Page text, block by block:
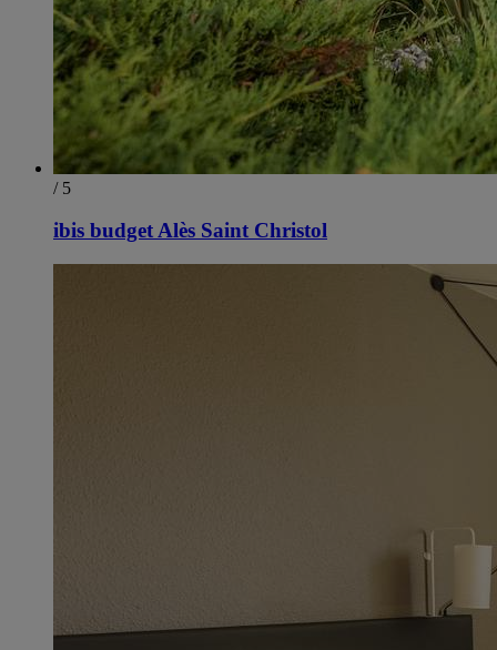
/ 5
ibis budget Alès Saint Christol